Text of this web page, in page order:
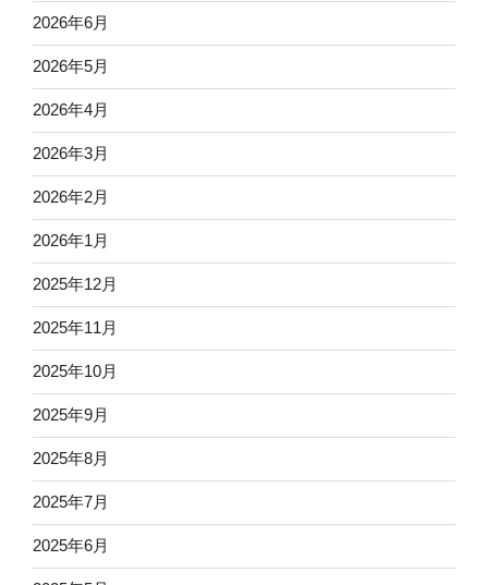
2026年6月
2026年5月
2026年4月
2026年3月
2026年2月
2026年1月
2025年12月
2025年11月
2025年10月
2025年9月
2025年8月
2025年7月
2025年6月